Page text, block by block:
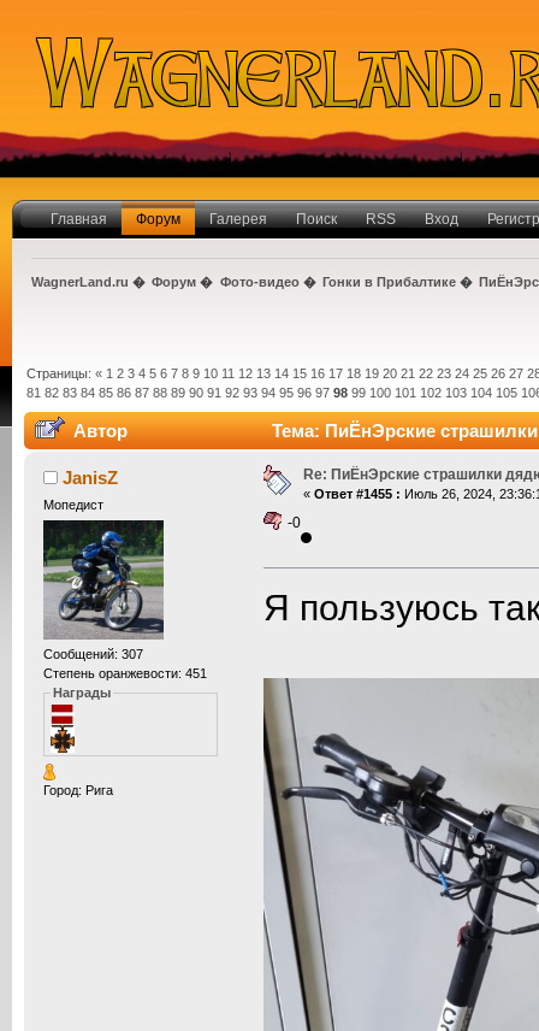
Главная Форум Галерея Поиск RSS Вход
WagnerLand.ru � Форум � Фото-видео� Гонки в Прибалтике �
Страницы:« 1 2 3 4 5 6 7 8 9 10 11 12 13 14 15 16 17 18 19 20 21 22 23 24 25 26 27
81 82 83 84 85 86 87 88 89 90 91 92 93 94 95 96 97 98 99 100 101 102 103 104 105
Автор Тема: ПиЁнЭрские
JanisZ
Мопедист
Сообщений: 307
Степень оранжевости: 451
Награды
Город: Рига
Re: ПиЁнЭрские страшилки
« Ответ #1455 : Июль 26, 2024,
-0
Я пользуюсь